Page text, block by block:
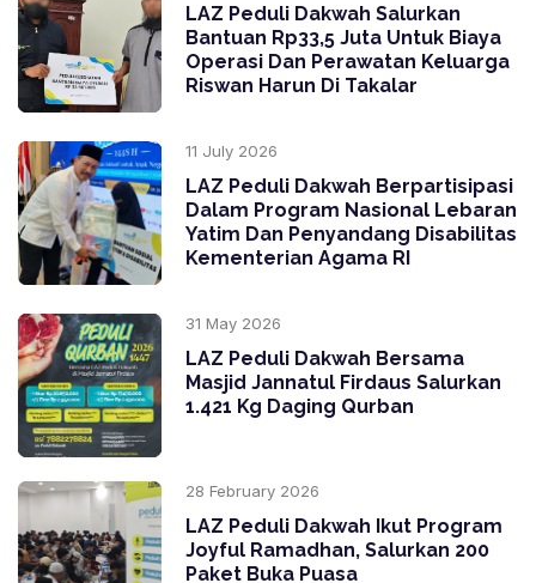
LAZ Peduli Dakwah Salurkan
Bantuan Rp33,5 Juta Untuk Biaya
Operasi Dan Perawatan Keluarga
Riswan Harun Di Takalar
11 July 2026
LAZ Peduli Dakwah Berpartisipasi
Dalam Program Nasional Lebaran
Yatim Dan Penyandang Disabilitas
Kementerian Agama RI
31 May 2026
LAZ Peduli Dakwah Bersama
Masjid Jannatul Firdaus Salurkan
1.421 Kg Daging Qurban
28 February 2026
LAZ Peduli Dakwah Ikut Program
Joyful Ramadhan, Salurkan 200
Paket Buka Puasa